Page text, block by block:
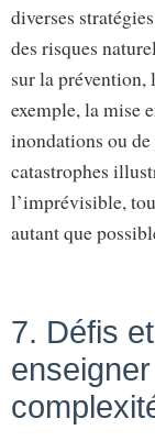
diverses
des risques
sur la
exemple, la mise
inondations ou
catastrophes
l’imprévisible,
autant que
7. Défis